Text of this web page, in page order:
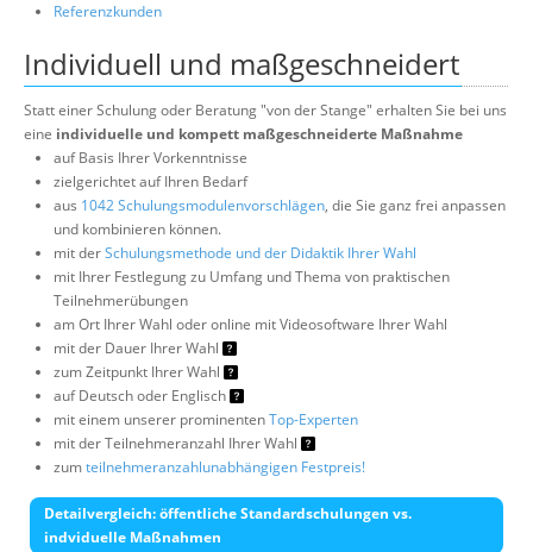
Referenzkunden
Individuell und maßgeschneidert
Statt einer Schulung oder Beratung "von der Stange" erhalten Sie bei uns
eine individuelle und kompett maßgeschneiderte Maßnahme
auf Basis Ihrer Vorkenntnisse
zielgerichtet auf Ihren Bedarf
aus 1042 Schulungsmodulenvorschlägen, die Sie ganz frei anpassen
und kombinieren können.
mit derSchulungsmethode und der Didaktik Ihrer Wahl
mit Ihrer Festlegung zu Umfang und Thema von praktischen
Teilnehmerübungen
am Ort Ihrer Wahl oder online mit Videosoftware Ihrer Wahl
mit der Dauer Ihrer Wahl
zum Zeitpunkt Ihrer Wahl
auf Deutsch oder Englisch
mit einem unserer prominentenTop-Experten
mit der Teilnehmeranzahl Ihrer Wahl
zumteilnehmeranzahlunabhängigen Festpreis!
Detailvergleich: öffentliche Standardschulungen vs.
indviduelle Maßnahmen